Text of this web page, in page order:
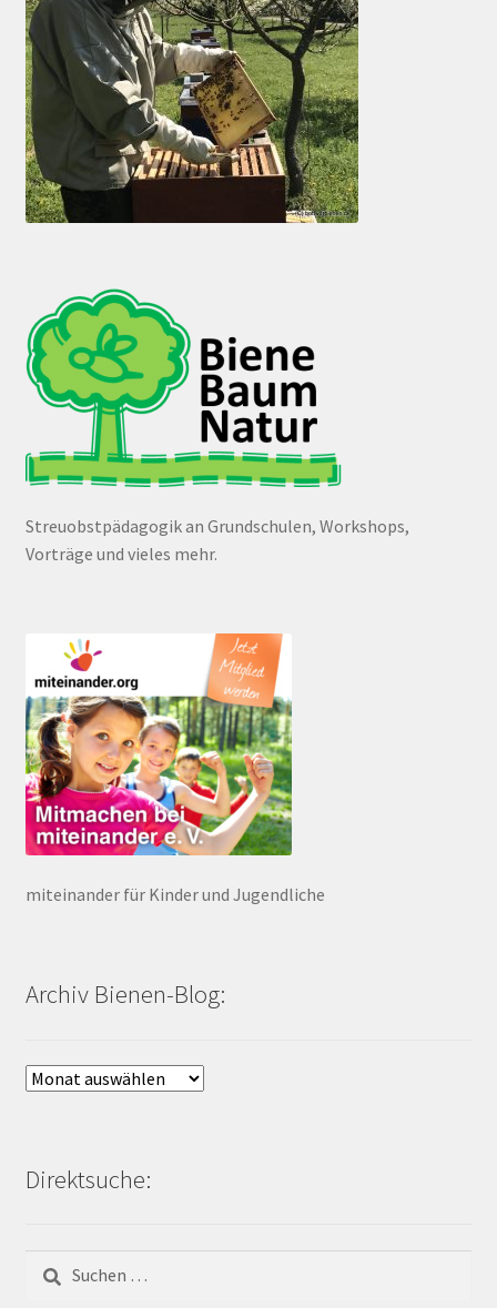
Streuobstpädagogik an Grundschulen, Workshops,
Vorträge und vieles mehr.
miteinander für Kinder und Jugendliche
Archiv Bienen-Blog:
Archiv
Direktsuche:
Suchen
nach: